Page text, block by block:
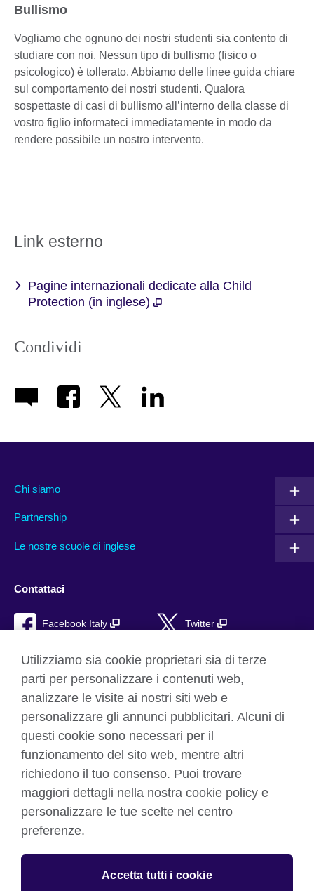
Bullismo
Vogliamo che ognuno dei nostri studenti sia contento di
studiare con noi. Nessun tipo di bullismo (fisico o
psicologico) è tollerato. Abbiamo delle linee guida chiare
sul comportamento dei nostri studenti. Qualora
sospettaste di casi di bullismo all’interno della classe di
vostro figlio informateci immediatamente in modo da
rendere possibile un nostro intervento.
Link esterno
Pagine internazionali dedicate alla Child
Protection (in inglese)
Condividi
Chi siamo
Partnership
Le nostre scuole di inglese
Contattaci
Facebook Italy Twitter
YouTube TikTok
RSS
British Council global
Privacy e condizioni d'uso
Cookie
Sitemap
Aiuto
© 2026 British Council
Utilizziamo sia cookie proprietari sia di terze
parti per personalizzare i contenuti web,
analizzare le visite ai nostri siti web e
personalizzare gli annunci pubblicitari. Alcuni di
questi cookie sono necessari per il
funzionamento del sito web, mentre altri
richiedono il tuo consenso. Puoi trovare
maggiori dettagli nella nostra cookie policy e
personalizzare le tue scelte nel centro
preferenze.
Accetta tutti i cookie